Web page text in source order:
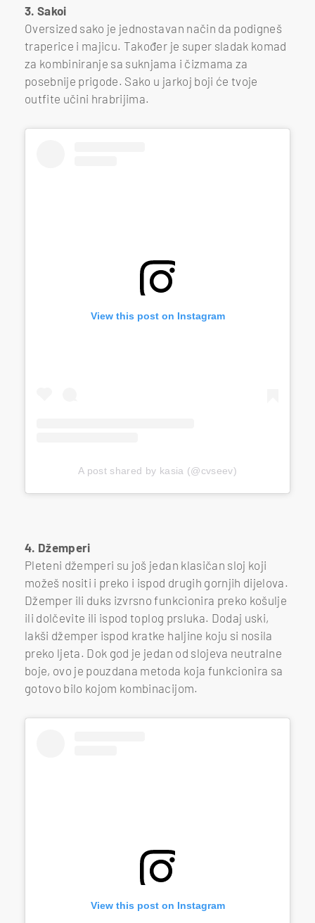
3. Sakoi
Oversized sako je jednostavan način da podigneš
traperice i majicu. Također je super sladak komad
za kombiniranje sa suknjama i čizmama za
posebnije prigode. Sako u jarkoj boji će tvoje
outfite učini hrabrijima.
View this post on Instagram
A post shared by kasia (@cvseev)
4. Džemperi
Pleteni džemperi su još jedan klasičan sloj koji
možeš nositi i preko i ispod drugih gornjih dijelova.
Džemper ili duks izvrsno funkcionira preko košulje
ili dolčevite ili ispod toplog prsluka. Dodaj uski,
lakši džemper ispod kratke haljine koju si nosila
preko ljeta. Dok god je jedan od slojeva neutralne
boje, ovo je pouzdana metoda koja funkcionira sa
gotovo bilo kojom kombinacijom.
View this post on Instagram